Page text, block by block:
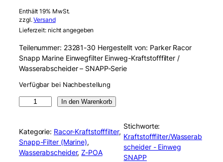
Enthält 19% MwSt.
zzgl.Versand
Lieferzeit: nicht angegeben
Teilenummer: 23281-30 Hergestellt von: Parker Racor
Snapp Marine Einwegfilter Einweg-Kraftstofffilter /
Wasserabscheider – SNAPP-Serie
Verfügbar bei Nachbestellung
o
r
2
In den Warenkorb
Kategorie: Racor-Kraftstofffilter
Snapp-Filter (Marine)
Wasserabscheider, Z-POA
Stichworte:
Kraftstofffilter/Wasserab
scheider - Einweg
SNAPP